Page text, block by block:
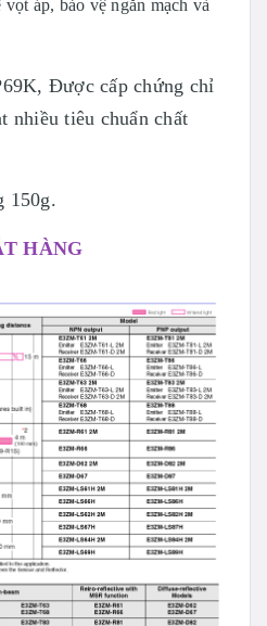
áp, bảo vệ ngắn mạch và
Được cấp chứng chỉ
nhiều tiêu chuẩn chất
150g.
HÀNG